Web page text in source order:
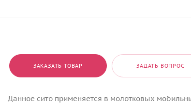
ЗАКАЗАТЬ ТОВАР ЗАДАТЬ ВОПРОС
Данное сито применяется в молотковых